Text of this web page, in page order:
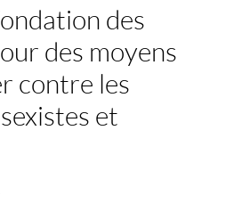
des
des moyens
contre les
et